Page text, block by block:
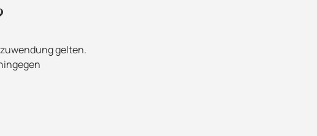
gelten.